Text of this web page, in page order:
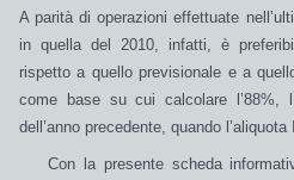
A parità di operazioni effettuate
in quella del 2010, infatti, è
rispetto a quello previsionale e a
come base su cui calcolare l’88%,
dell’anno precedente, quando
Con la presente scheda